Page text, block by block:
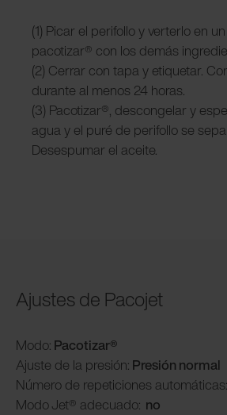
(1) Picar el perifollo y verterlo en
pacotizar® con los demás
(2) Cerrar con tapa y etiquetar.
durante al menos 24 horas.
(3) Pacotizar®, descongelar y
agua y el puré de perifollo se
Desespumar el aceite.
Ajustes de Pacojet
Modo: Pacotizar®
Ajuste de la presión: Presión normal
Número de repeticiones automáticas:
ModoJet® adecuado: no